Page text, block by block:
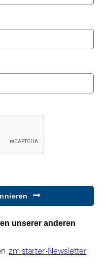
unserer anderen
zm starter-Newsletter